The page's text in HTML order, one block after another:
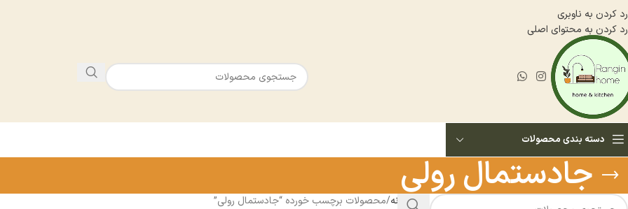
رد کردن به ناوبری
رد کردن به محتوای اصلی
دسته بندی محصولات
جادستمال رولی
خانه محصولات برچسب خورده “جادستمال رولی”